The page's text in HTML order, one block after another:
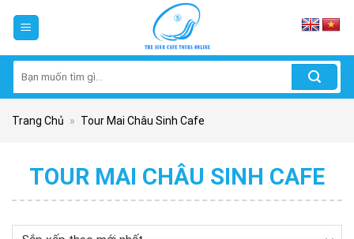
kiếm:
Trang Chủ » Tour Mai Châu Sinh Cafe
TOUR MAI CHÂU SINH CAFE